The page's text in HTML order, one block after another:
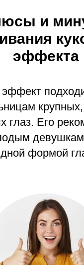
и
эффекта
глаз. Его
формой